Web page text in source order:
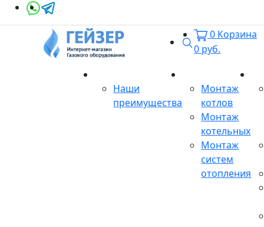
Поиск
0 Корзина
0 руб.
Наши
преимущества
Монтаж
котлов
Монтаж
котельных
Монтаж
систем
отопления